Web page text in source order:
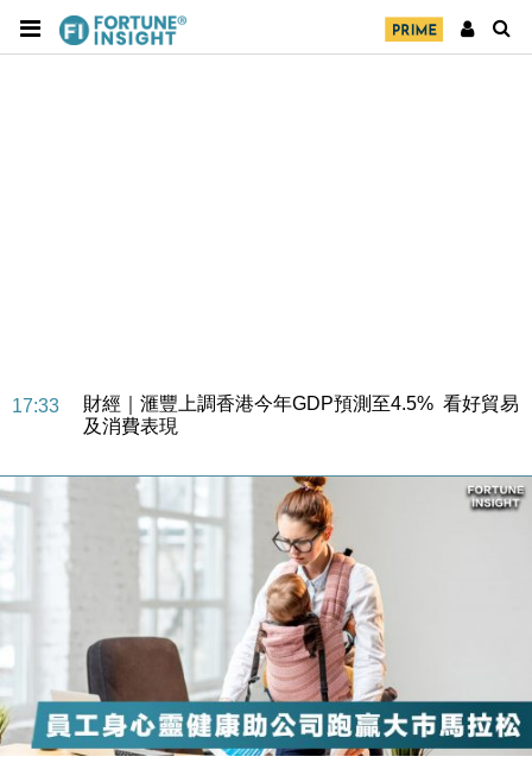
17:33
財經｜滙豐上調香港今年GDP預測至4.5% 看好貿易
及消費表現
損失近6900萬元
財經｜日經失守6.5萬點後回穩 全周仍升近2%
財經｜恒隆10月換帥 玩具「反」斗城亞洲CEO蔡德
財經｜韓股反覆波動收跌 連挫7周創逾3年最長跌勢
13:44
財經｜內地7月美元計價出口增近24%勝預期 貿易順
差達1125億美元